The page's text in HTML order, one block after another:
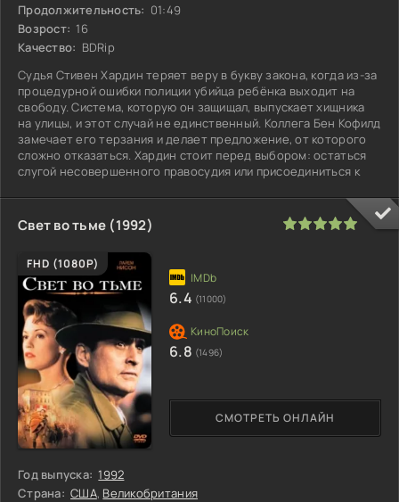
Продолжительность: 01:49
Возрост: 16
Качество: BDRip
Судья Стивен Хардин теряет веру в букву закона, когда из-за
процедурной ошибки полиции убийца ребёнка выходит на
свободу. Система, которую он защищал, выпускает хищника
на улицы, и этот случай не единственный. Коллега Бен Кофилд
замечает его терзания и делает предложение, от которого
сложно отказаться. Хардин стоит перед выбором: остаться
слугой несовершенного правосудия или присоединиться к
Свет во тьме (1992)
FHD (1080P)
Год выпуска: 1992
Страна: США, Великобритания
СМОТРЕТЬ ОНЛАЙН
6.4 (11000)
6.8 (1496)
100